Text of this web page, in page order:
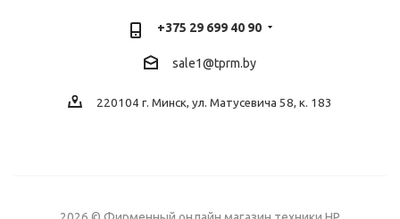
+375 29 699 40 90
sale1@tprm.by
220104 г. Минск, ул. Матусевича 58, к. 183